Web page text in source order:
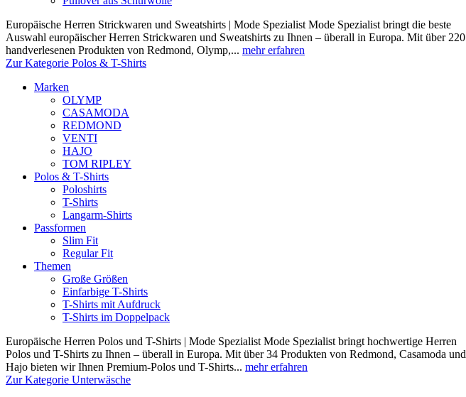
Europäische Herren Strickwaren und Sweatshirts | Mode Spezialist Mode Spezialist bringt die beste
Auswahl europäischer Herren Strickwaren und Sweatshirts zu Ihnen – überall in Europa. Mit über 220
handverlesenen Produkten von Redmond, Olymp,... mehr erfahren
Zur Kategorie Polos & T-Shirts
Marken
OLYMP
CASAMODA
REDMOND
VENTI
HAJO
TOM RIPLEY
Polos & T-Shirts
Poloshirts
T-Shirts
Langarm-Shirts
Passformen
Slim Fit
Regular Fit
Themen
Große Größen
Einfarbige T-Shirts
T-Shirts mit Aufdruck
T-Shirts im Doppelpack
Europäische Herren Polos und T-Shirts | Mode Spezialist Mode Spezialist bringt hochwertige Herren
Polos und T-Shirts zu Ihnen – überall in Europa. Mit über 34 Produkten von Redmond, Casamoda und
Hajo bieten wir Ihnen Premium-Polos und T-Shirts... mehr erfahren
Zur Kategorie Unterwäsche